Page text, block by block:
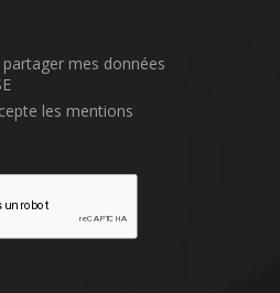
partager mes données
les mentions